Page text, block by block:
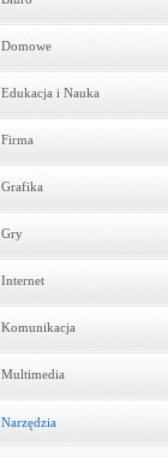
Domowe
Edukacja i Nauka
Firma
Grafika
Gry
Internet
Komunikacja
Multimedia
Narzędzia